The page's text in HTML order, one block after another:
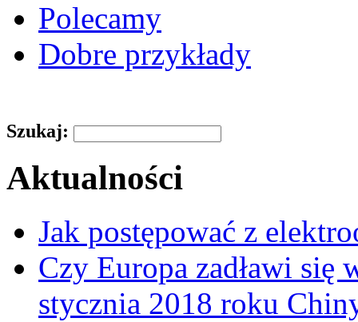
Polecamy
Dobre przykłady
Szukaj:
Aktualności
Jak postępować z
Czy Europa zadławi się
stycznia 2018 roku